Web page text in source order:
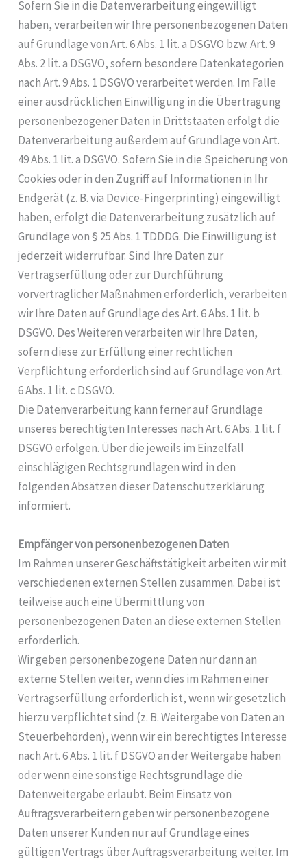
Sofern Sie in die Datenverarbeitung eingewilligt
haben, verarbeiten wir Ihre personenbezogenen Daten
auf Grundlage von Art. 6 Abs. 1 lit. a DSGVO bzw. Art. 9
Abs. 2 lit. a DSGVO, sofern besondere Datenkategorien
nach Art. 9 Abs. 1 DSGVO verarbeitet werden. Im Falle
einer ausdrücklichen Einwilligung in die Übertragung
personenbezogener Daten in Drittstaaten erfolgt die
Datenverarbeitung außerdem auf Grundlage von Art.
49 Abs. 1 lit. a DSGVO. Sofern Sie in die Speicherung von
Cookies oder in den Zugriff auf Informationen in Ihr
Endgerät (z. B. via Device-Fingerprinting) eingewilligt
haben, erfolgt die Datenverarbeitung zusätzlich auf
Grundlage von § 25 Abs. 1 TDDDG. Die Einwilligung ist
jederzeit widerrufbar. Sind Ihre Daten zur
Vertragserfüllung oder zur Durchführung
vorvertraglicher Maßnahmen erforderlich, verarbeiten
wir Ihre Daten auf Grundlage des Art. 6 Abs. 1 lit. b
DSGVO. Des Weiteren verarbeiten wir Ihre Daten,
sofern diese zur Erfüllung einer rechtlichen
Verpflichtung erforderlich sind auf Grundlage von Art.
6 Abs. 1 lit. c DSGVO.
Die Datenverarbeitung kann ferner auf Grundlage
unseres berechtigten Interesses nach Art. 6 Abs. 1 lit. f
DSGVO erfolgen. Über die jeweils im Einzelfall
einschlägigen Rechtsgrundlagen wird in den
folgenden Absätzen dieser Datenschutzerklärung
informiert.
Empfänger von personenbezogenen Daten
Im Rahmen unserer Geschäftstätigkeit arbeiten wir mit
verschiedenen externen Stellen zusammen. Dabei ist
teilweise auch eine Übermittlung von
personenbezogenen Daten an diese externen Stellen
erforderlich.
Wir geben personenbezogene Daten nur dann an
externe Stellen weiter, wenn dies im Rahmen einer
Vertragserfüllung erforderlich ist, wenn wir gesetzlich
hierzu verpflichtet sind (z. B. Weitergabe von Daten an
Steuerbehörden), wenn wir ein berechtigtes Interesse
nach Art. 6 Abs. 1 lit. f DSGVO an der Weitergabe haben
oder wenn eine sonstige Rechtsgrundlage die
Datenweitergabe erlaubt. Beim Einsatz von
Auftragsverarbeitern geben wir personenbezogene
Daten unserer Kunden nur auf Grundlage eines
gültigen Vertrags über Auftragsverarbeitung weiter. Im